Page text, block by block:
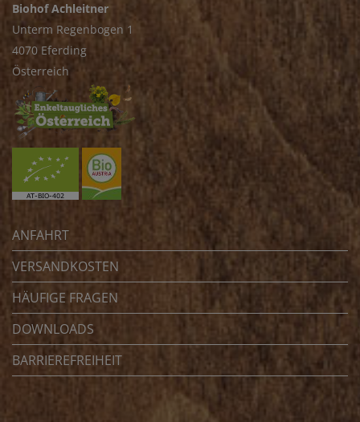
Biohof Achleitner
Unterm Regenbogen 1
4070 Eferding
Österreich
ANFAHRT
VERSANDKOSTEN
HÄUFIGE FRAGEN
DOWNLOADS
BARRIEREFREIHEIT